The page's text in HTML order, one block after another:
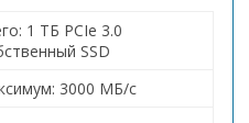
1 ТБ PCIe 3.0
SSD
3000 МБ/с